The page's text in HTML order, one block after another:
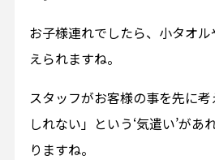
お子様連れでしたら、小タオ
えられますね。
スタッフがお客様の事を先に
しれない」という‘気遣い’があ
りますね。